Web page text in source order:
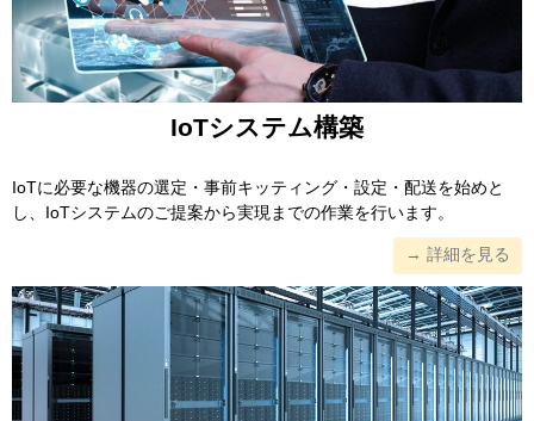
IoTシステム構築
IoTに必要な機器の選定・事前キッティング・設定・配送を始めと
し、IoTシステムのご提案から実現までの作業を行います。
→ 詳細を見る